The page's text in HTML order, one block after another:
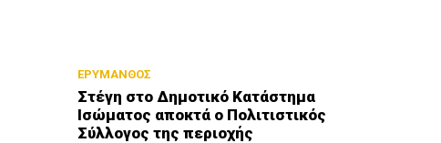
ΕΡΥΜΑΝΘΟΣ
Στέγη στο Δημοτικό Κατάστημα
Ισώματος αποκτά ο Πολιτιστικός
Σύλλογος της περιοχής